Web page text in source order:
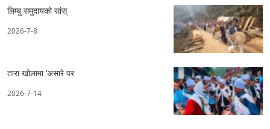
लिम्बु समुदायको सांस्
2026-7-8
तारा खोलामा ‘असारे पर
2026-7-14